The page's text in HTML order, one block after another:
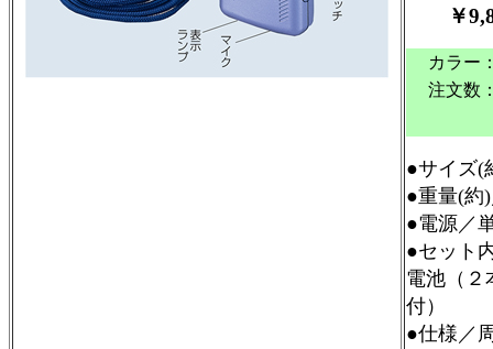
￥9
カラー
注文数
●サイズ(
●重量(約
●電源／
●セット
電池（２
付）
●仕様／